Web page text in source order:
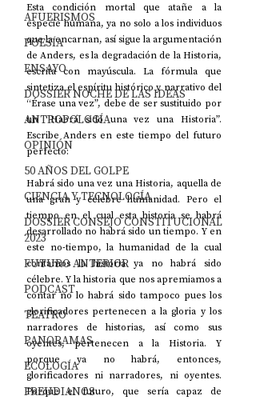
AFUERISMOS
POESÍA
ENSAYO
DOSSIER NOCHE DE LAS IDEAS
ANTROPOLOGÍA
OPINIÓN
50 AÑOS DEL GOLPE
CIENCIA Y TECNOLOGÍA
DOSSIER CONSEJO CONSTITUCIONAL
2023
FUTURO ANTERIOR
PODCAST
TEATRO
PANORAMAS
ECOLOGÍA
FREUDIANOS
Esta condición mortal que atañe a la
especie humana, ya no solo a los individuos
que la encarnan, así sigue la argumentación
de Anders, es la degradación de la Historia,
escrita con mayúscula. La fórmula que
sintetiza el espíritu histórico y narrativo del
“Érase una vez”, debe de ser sustituido por
un “Habrá sido una vez una Historia”.
Escribe Anders en este tiempo del futuro
perfecto:
Habrá sido una vez una Historia, aquella de
una gran y célebre humanidad. Pero el
tiempo en el cual esta historia se habrá
desarrollado no habrá sido un tiempo. Y en
este no-tiempo, la humanidad de la cual
contamos la historia ya no habrá sido
célebre. Y la historia que nos apremiamos a
contar no lo habrá sido tampoco pues los
glorificadores pertenecen a la gloria y los
narradores de historias, así como sus
oyentes, pertenecen a la Historia. Y
porque ya no habrá, entonces,
glorificadores ni narradores, ni oyentes.
Porque el futuro, que sería capaz de